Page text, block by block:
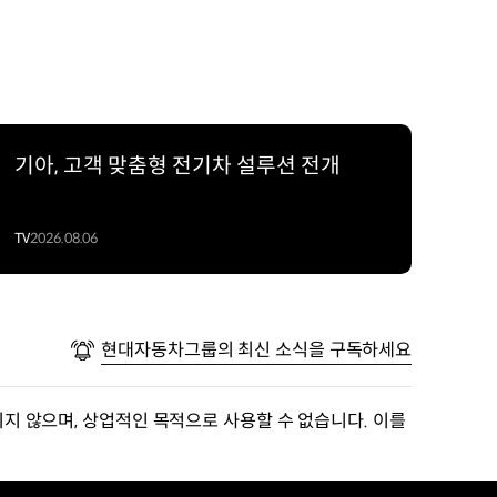
기아, 고객 맞춤형 전기차 설루션 전개
TV2026.08.06
현대자동차그룹의 최신 소식을 구독하세요
않으며, 상업적인 목적으로 사용할 수 없습니다. 이를